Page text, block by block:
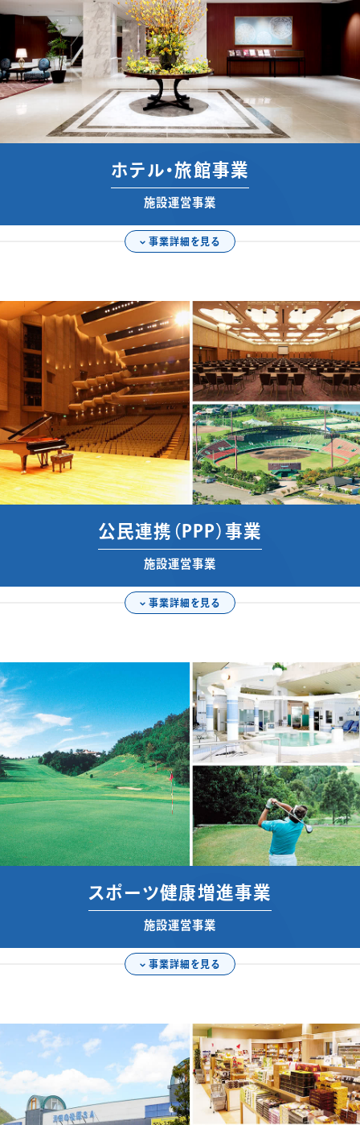
観光事業
海外事業
オープンイノベーションホテル・旅館事業
施設運営事業
事業詳細を見る
公民連携（PPP）事業
施設運営事業
事業詳細を見る
スポーツ健康増進事業
施設運営事業
事業詳細を見る